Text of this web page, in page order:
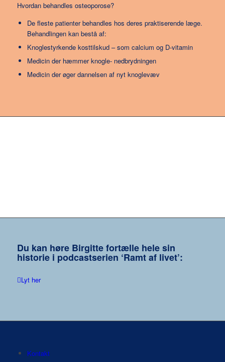
Hvordan behandles osteoporose?
De fleste patienter behandles hos deres praktiserende læge.
Behandlingen kan bestå af:
Knoglestyrkende kosttilskud – som calcium og D-vitamin
Medicin der hæmmer knogle- nedbrydningen
Medicin der øger dannelsen af nyt knoglevæv
Du kan høre Birgitte fortælle hele sin
historie i podcastserien ‘Ramt af livet’:
Lyt her
Kontakt